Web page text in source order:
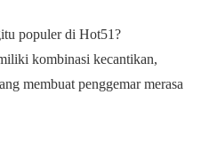
populer di Hot51?
kombinasi kecantikan,
membuat penggemar merasa